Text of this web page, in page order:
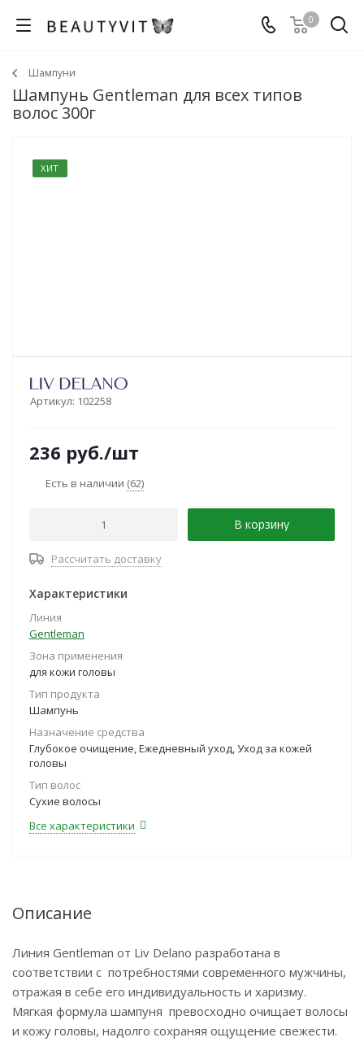
0
Шампуни
Шампунь Gentleman для всех типов
волос 300г
ХИТ
Артикул: 102258
236 руб./шт
Есть в наличии (62)
В корзину
Рассчитать доставку
Характеристики
Линия
Gentleman
Зона применения
для кожи головы
Тип продукта
Шампунь
Назначение средства
Глубокое очищение, Ежедневный уход, Уход за кожей
головы
Тип волос
Сухие волосы
Все характеристики
Описание
Линия Gentleman от Liv Delano разработана в
соответствии с потребностями современного мужчины,
отражая в себе его индивидуальность и харизму.
Мягкая формула шампуня превосходно очищает волосы
и кожу головы, надолго сохраняя ощущение свежести.